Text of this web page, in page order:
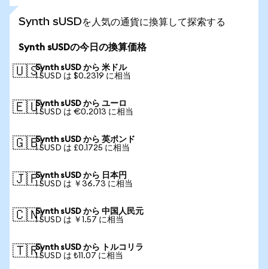
Synth sUSDを人気の通貨に換算して探索する
Synth sUSDの今日の換算価格
🇺🇸Synth sUSD から 米ドル
1 SUSD は $0.2319 に相当
🇪🇺Synth sUSD から ユーロ
1 SUSD は €0.2013 に相当
🇬🇧Synth sUSD から 英ポンド
1 SUSD は £0.1725 に相当
🇯🇵Synth sUSD から 日本円
1 SUSD は ￥36.73 に相当
🇨🇳Synth sUSD から 中国人民元
1 SUSD は ￥1.57 に相当
🇹🇷Synth sUSD から トルコリラ
1 SUSD は ₺11.07 に相当